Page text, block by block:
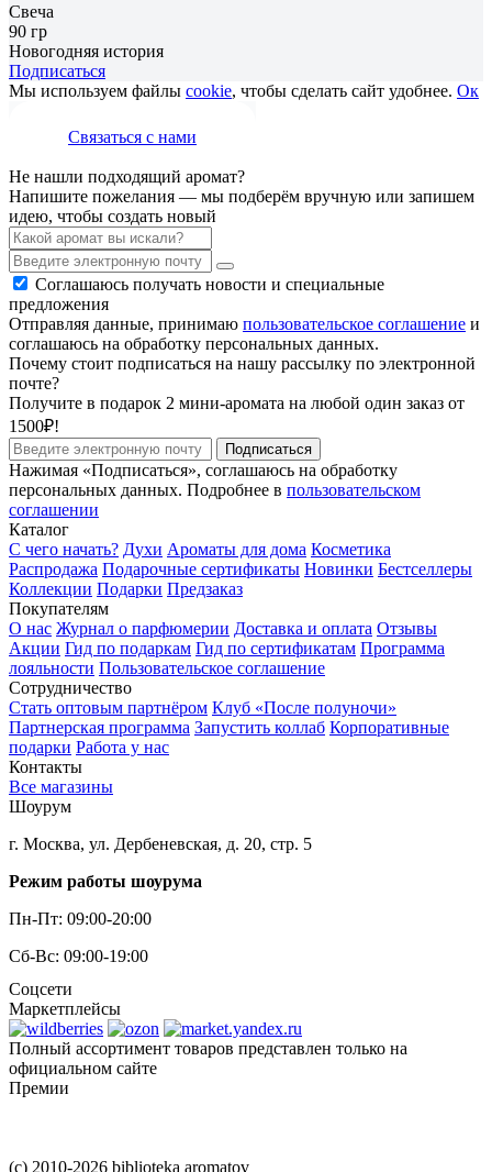
Свеча
90 гр
Новогодняя история
Подписаться
Мы используем файлы cookie, чтобы сделать сайт удобнее. Ок
Связаться с нами
Не нашли подходящий аромат?
Напишите пожелания — мы подберём вручную или запишем
идею, чтобы создать новый
Соглашаюсь получать новости и специальные
предложения
Отправляя данные, принимаю пользовательское соглашение и
соглашаюсь на обработку персональных данных.
Почему стоит подписаться на нашу рассылку по электронной
почте?
Получите в подарок 2 мини-аромата на любой один заказ от
1500₽!
Подписаться
Нажимая «Подписаться», соглашаюсь на обработку
персональных данных. Подробнее в пользовательском
соглашении
Каталог
С чего начать? Духи Ароматы для дома Косметика
Распродажа Подарочные сертификаты Новинки Бестселлеры
Коллекции Подарки Предзаказ
Покупателям
О нас Журнал о парфюмерии Доставка и оплата Отзывы
Акции Гид по подаркам Гид по сертификатам Программа
лояльности Пользовательское соглашение
Сотрудничество
Стать оптовым партнёром Клуб «После полуночи»
Партнерская программа Запустить коллаб Корпоративные
подарки Работа у нас
Контакты
Все магазины
Шоурум
г. Москва, ул. Дербеневская, д. 20, стр. 5
Режим работы шоурума
Пн-Пт: 09:00-20:00
Сб-Вс: 09:00-19:00
Соцсети
Маркетплейсы
Полный ассортимент товаров представлен только на
официальном сайте
Премии
(c) 2010-2026 biblioteka aromatov